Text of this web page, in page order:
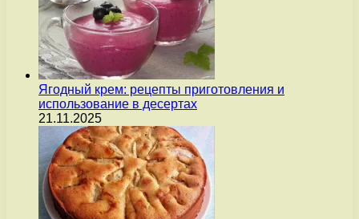
Ягодный крем: рецепты приготовления и
использование в десертах
21.11.2025